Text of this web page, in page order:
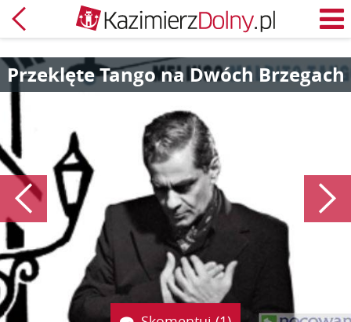
Powrót
Przeklęte Tango na Dwóch Brzegach
Poprzedni